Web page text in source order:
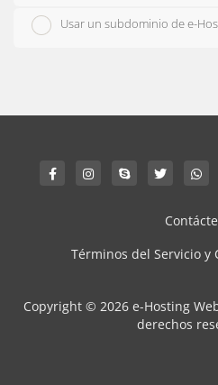
Usar un subdominio de e-
Términos del Servicio y
Copyright © 2026 e-Hosting
derechos